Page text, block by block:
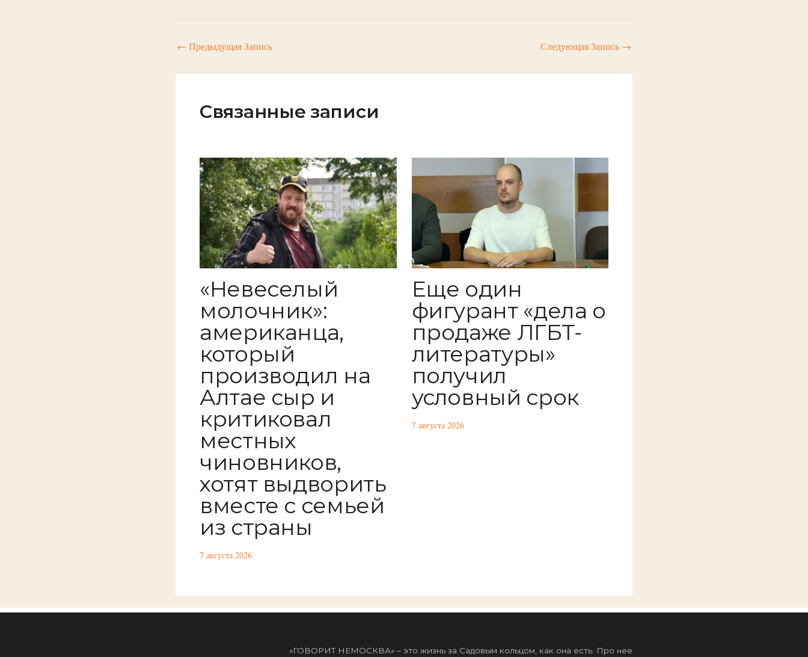
← Предыдущая Запись Следующая Запись →
Связанные записи
«Невеселый
молочник»:
американца,
который
производил на
Алтае сыр и
критиковал
местных
чиновников,
хотят выдворить
вместе с семьей
из страны
7 августа 2026
Еще один
фигурант «дела о
продаже ЛГБТ-
литературы»
получил
условный срок
7 августа 2026
«ГОВОРИТ НЕМОСКВА» – это жизнь за Садовым кольцом, как она есть. Про нее